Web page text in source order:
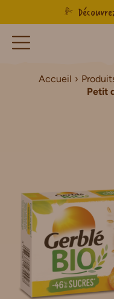
Accueil